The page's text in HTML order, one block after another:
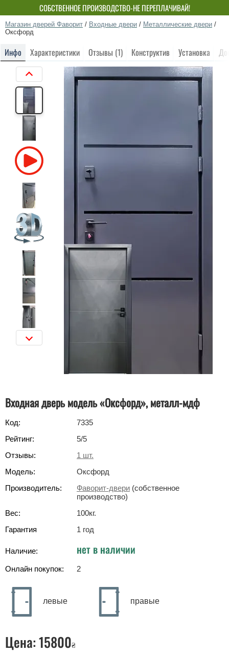
СОБСТВЕННОЕ ПРОИЗВОДСТВО-НЕ ПЕРЕПЛАЧИВАЙ!
Магазин дверей Фаворит / Входные двери / Металлические двери /
Оксфорд
Инфо Характеристики Отзывы (1) Конструктив Установка
Входная дверь модель «Оксфорд», металл-мдф
Код:
7335
Рейтинг:
5/5
Отзывы:
1 шт.
Модель:
Оксфорд
Производитель:
Фаворит-двери (собственное
производство)
Вес:
100кг.
Гарантия
1 год
Наличие: нет в наличии
Онлайн покупок: 2
левые правые
Цена:15800₴